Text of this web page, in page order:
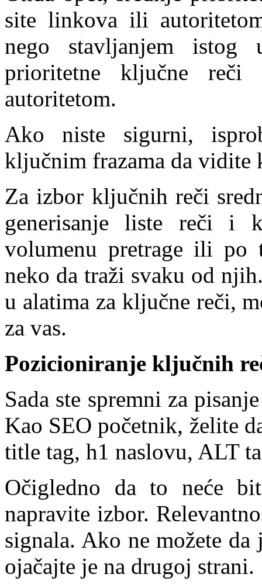
site linkova ili
nego stavljanjem istog
prioritetne ključne
autoritetom.
Ako niste sigurni,
ključnim frazama da vidite
Za izbor ključnih reči
generisanje liste reči i
volumenu pretrage ili po
neko da traži svaku od
u alatima za ključne reči,
za vas.
Pozicioniranje ključnih
Sada ste spremni za
Kao SEO početnik, želite
title tag, h1 naslovu, ALT
Očigledno da to neće
napravite izbor.
signala. Ako ne možete
ojačajte je na drugoj strani.